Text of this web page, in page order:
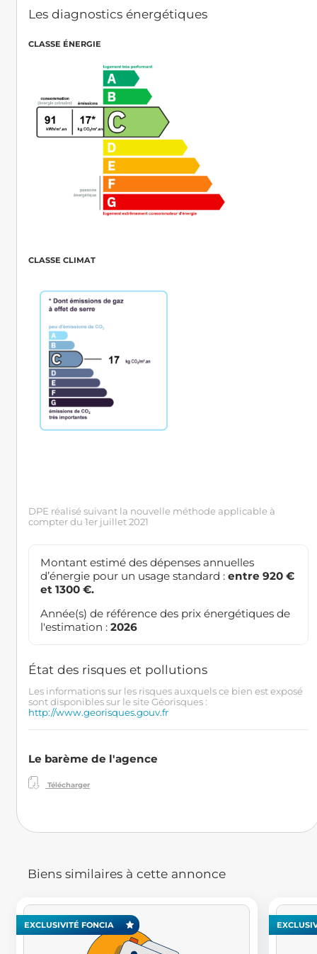
Les diagnostics énergétiques
CLASSE ÉNERGIE
CLASSE CLIMAT
DPE réalisé suivant la nouvelle méthode applicable à
compter du 1er juillet 2021
Montant estimé des dépenses annuelles
d’énergie pour un usage standard : entre 920 €
et 1300 €.
Année(s) de référence des prix énergétiques de
l'estimation : 2026
État des risques et pollutions
Les informations sur les risques auxquels ce bien est exposé
sont disponibles sur le site Géorisques :
http://www.georisques.gouv.fr
Le barème de l'agence
Télécharger
Biens similaires à cette annonce
EXCLUSIVITÉ FONCIA